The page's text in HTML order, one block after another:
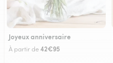
Joyeux anniversaire
À partir de42€95